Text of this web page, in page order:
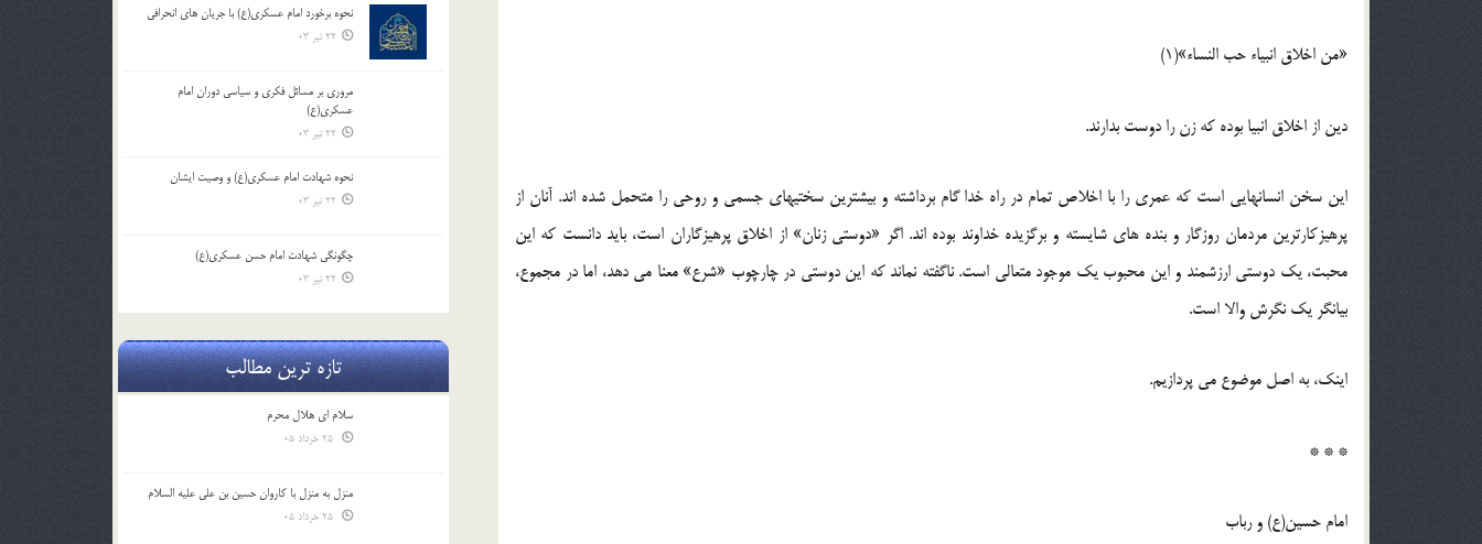
«من اخلاق انبیاء حب النساء»(1)
دین از اخلاق انبیا بوده که زن را دوست بدارند.
این سخن انسانهایی است که عمری را با اخلاص تمام در راه خدا گام برداشته و بیشترین سختیهای جسمی و روحی را متحمل شده اند. آنان از
پرهیزکارترین مردمان روزگار و بنده های شایسته و برگزیده خداوند بوده اند. اگر «دوستی زنان» از اخلاق پرهیزگاران است، باید دانست که این
محبت، یک دوستی ارزشمند و این محبوب یک موجود متعالی است. ناگفته نماند که این دوستی در چارچوب «شرع» معنا می دهد، اما در مجموع،
بیانگر یک نگرش والا است.
اینک، به اصل موضوع می پردازیم.
* * *
امام حسین(ع) و رباب
نحوه برخورد امام عسکری(ع) با جریان های انحرافی
22 تیر 03
مروری بر مسائل فکری و سیاسی دوران امام
عسکری(ع)
22 تیر 03
نحوه شهادت امام عسکری(ع) و وصیت ایشان
22 تیر 03
چگونگی شهادت امام حسن عسکری(ع)
22 تیر 03
تازه ترین مطالب
سلام ای هلال محرم
منزل به منزل با کاروان حسین بن علی علیه السلام